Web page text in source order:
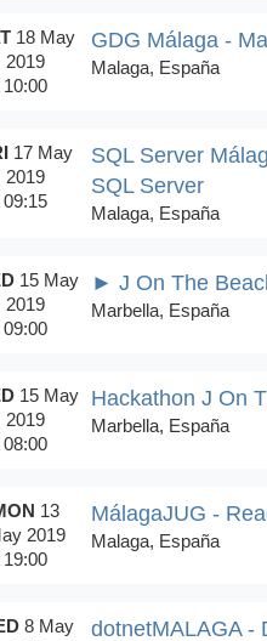
18 May
2019
10:00
GDG Málaga -
Malaga, España
17 May
2019
09:15
SQL Server
SQL Server
Malaga, España
15 May
2019
09:00
► J On The
Marbella, España
15 May
2019
08:00
Hackathon J On
Marbella, España
13
2019
19:00
MálagaJUG -
Malaga, España
8 May
dotnetMALAGA -